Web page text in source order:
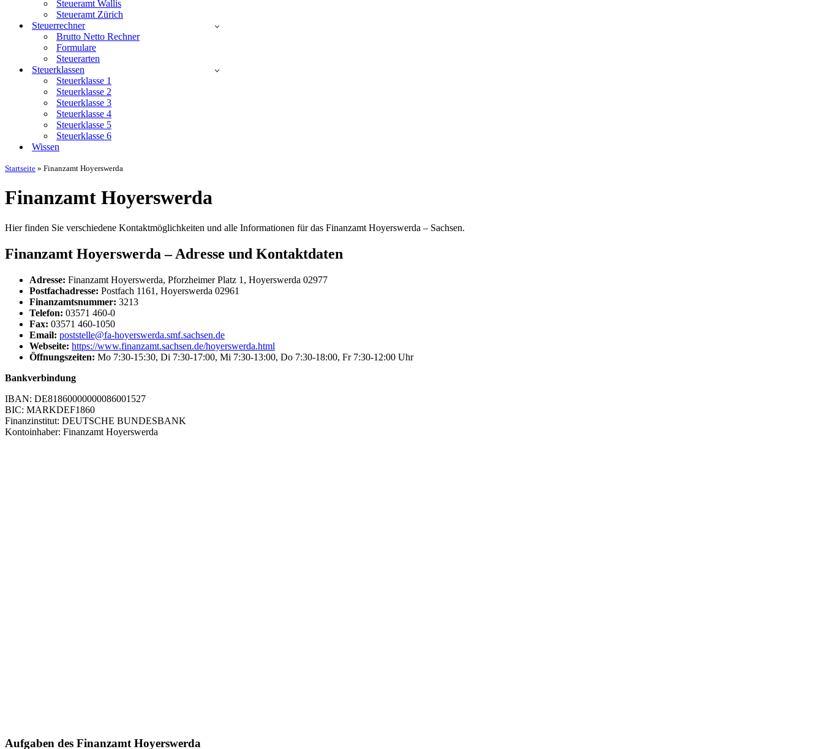
Steueramt Wallis
Steueramt Zürich
Steuerrechner
Brutto Netto Rechner
Formulare
Steuerarten
Steuerklassen
Steuerklasse 1
Steuerklasse 2
Steuerklasse 3
Steuerklasse 4
Steuerklasse 5
Steuerklasse 6
Wissen
Startseite » Finanzamt Hoyerswerda
Finanzamt Hoyerswerda
Hier finden Sie verschiedene Kontaktmöglichkeiten und alle Informationen für das Finanzamt Hoyerswerda – Sachsen.
Finanzamt Hoyerswerda – Adresse und Kontaktdaten
Adresse: Finanzamt Hoyerswerda, Pforzheimer Platz 1, Hoyerswerda 02977
Postfachadresse: Postfach 1161, Hoyerswerda 02961
Finanzamtsnummer: 3213
Telefon: 03571 460-0
Fax: 03571 460-1050
Email: poststelle@fa-hoyerswerda.smf.sachsen.de
Webseite: https://www.finanzamt.sachsen.de/hoyerswerda.html
Öffnungszeiten: Mo 7:30-15:30, Di 7:30-17:00, Mi 7:30-13:00, Do 7:30-18:00, Fr 7:30-12:00 Uhr
Bankverbindung
IBAN: DE81860000000086001527
BIC: MARKDEF1860
Finanzinstitut: DEUTSCHE BUNDESBANK
Kontoinhaber: Finanzamt Hoyerswerda
Aufgaben des Finanzamt Hoyerswerda